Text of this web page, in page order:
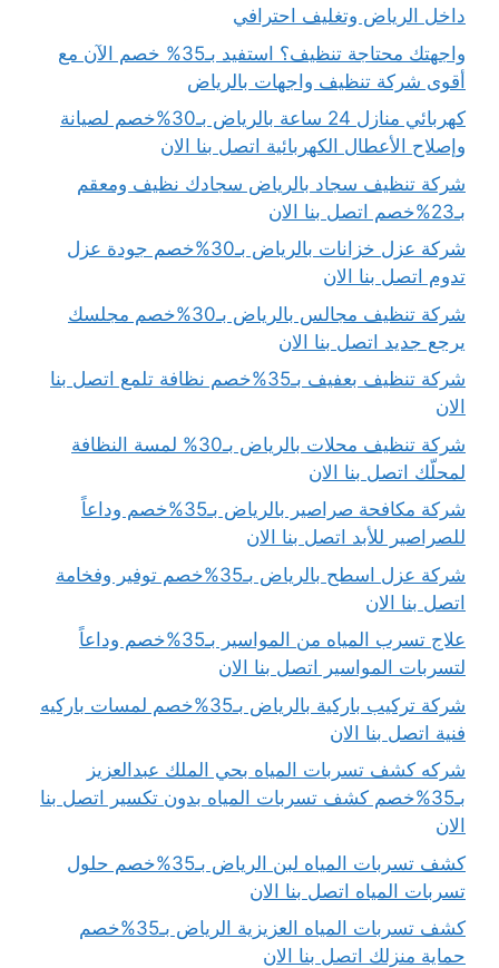
داخل الرياض وتغليف احترافي
واجهتك محتاجة تنظيف؟ استفيد بـ35% خصم الآن مع
أقوى شركة تنظيف واجهات بالرياض
كهربائي منازل 24 ساعة بالرياض بـ30%خصم لصيانة
وإصلاح الأعطال الكهربائية اتصل بنا الان
شركة تنظيف سجاد بالرياض سجادك نظيف ومعقم
بـ23%خصم اتصل بنا الان
شركة عزل خزانات بالرياض بـ30%خصم جودة عزل
تدوم اتصل بنا الان
شركة تنظيف مجالس بالرياض بـ30%خصم مجلسك
يرجع جديد اتصل بنا الان
شركة تنظيف بعفيف بـ35%خصم نظافة تلمع اتصل بنا
الان
شركة تنظيف محلات بالرياض بـ30% لمسة النظافة
لمحلّك اتصل بنا الان
شركة مكافحة صراصير بالرياض بـ35%خصم وداعاً
للصراصير للأبد اتصل بنا الان
شركة عزل اسطح بالرياض بـ35%خصم توفير وفخامة
اتصل بنا الان
علاج تسرب المياه من المواسير بـ35%خصم وداعاً
لتسربات المواسير اتصل بنا الان
شركة تركيب باركية بالرياض بـ35%خصم لمسات باركيه
فنية اتصل بنا الان
شركه كشف تسربات المياه بحي الملك عبدالعزيز
بـ35%خصم كشف تسربات المياه بدون تكسير اتصل بنا
الان
كشف تسربات المياه لبن الرياض بـ35%خصم حلول
تسربات المياه اتصل بنا الان
كشف تسربات المياه العزيزية الرياض بـ35%خصم
حماية منزلك اتصل بنا الان